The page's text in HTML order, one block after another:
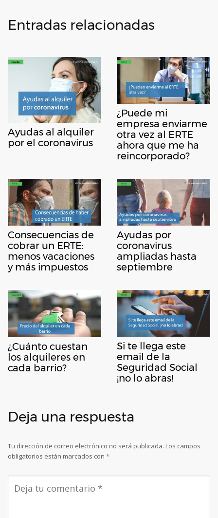
Entradas relacionadas
Ayudas al alquiler
por el coronavirus
¿Puede mi
empresa enviarme
otra vez al ERTE
ahora que me ha
reincorporado?
Consecuencias de
cobrar un ERTE:
menos vacaciones
y más impuestos
Ayudas por
coronavirus
ampliadas hasta
septiembre
¿Cuánto cuestan
los alquileres en
cada barrio?
Si te llega este
email de la
Seguridad Social
¡no lo abras!
Deja una respuesta
Tu dirección de correo electrónico no será publicada. Los campos
obligatorios están marcados con *